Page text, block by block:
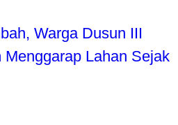
Warga Dusun III
Menggarap Lahan Sejak